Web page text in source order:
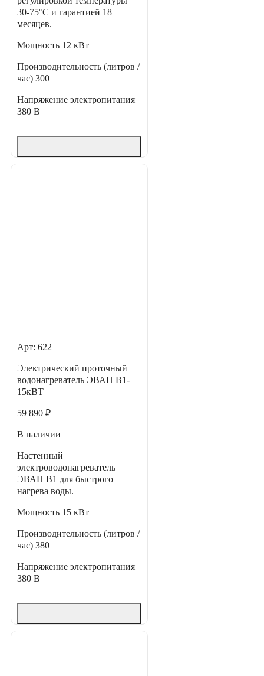
30-75°С и гарантией 18
месяцев.
Мощность 12 кВт
Производительность (литров /
час) 300
Напряжение электропитания
380 В
Арт: 622
Электрический проточный
водонагреватель ЭВАН В1-
15кВТ
59 890 ₽
В наличии
Настенный
электроводонагреватель
ЭВАН В1 для быстрого
нагрева воды.
Мощность 15 кВт
Производительность (литров /
час) 380
Напряжение электропитания
380 В